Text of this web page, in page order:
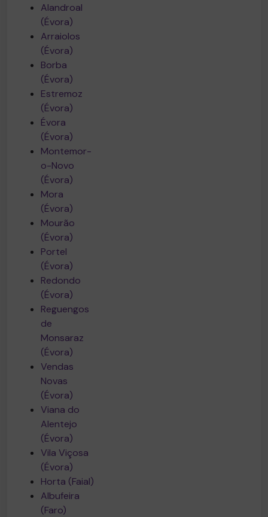
Alandroal
(Évora)
Arraiolos
(Évora)
Borba
(Évora)
Estremoz
(Évora)
Évora
(Évora)
Montemor-
o-Novo
(Évora)
Mora
(Évora)
Mourão
(Évora)
Portel
(Évora)
Redondo
(Évora)
Reguengos
de
Monsaraz
(Évora)
Vendas
Novas
(Évora)
Viana do
Alentejo
(Évora)
Vila Viçosa
(Évora)
Horta (Faial)
Albufeira
(Faro)